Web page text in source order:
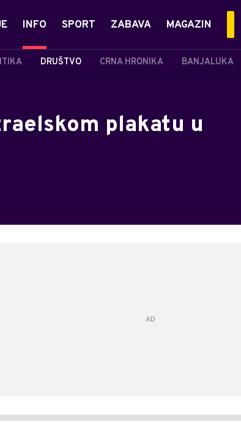
INFO
DRUŠTVO CRNA HRONIKA BANJALUKA
SPORT ZABAVA MAGAZIN
plakatu u